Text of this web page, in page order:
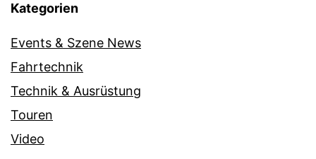
Kategorien
Events & Szene News
Fahrtechnik
Technik & Ausrüstung
Touren
Video